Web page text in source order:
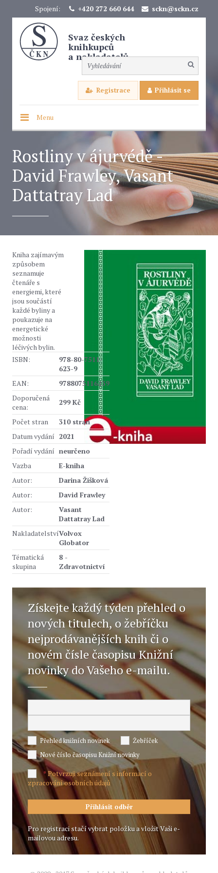
Spojení: +420 272 660 644 sckn@sckn.cz
Svaz českých
knihkupců
a nakladatelů
Registrace Přihlásit se
Menu
Rostliny v ájurvédě -
David Frawley, Vasant
Dattatray Lad
Kniha zajímavým
způsobem
seznamuje
čtenáře s
energiemi, které
jsou součástí
každé byliny a
poukazuje na
energetické
možnosti
léčivých bylin.
ISBN:
978-80-7511-
623-9
EAN:
9788075116239
Doporučená
cena:
299 Kč
Počet stran
310 stran
Datum vydání 2021
Pořadí vydání neurčeno
Vazba
E-kniha
Autor:
Darina Žišková
Autor:
David Frawley
Autor:
Vasant
Dattatray Lad
NakladatelstvíVolvox
Globator
Tématická
skupina
8 -
Zdravotnictví
Získejte každý týden přehled o
nových titulech, o žebříčku
nejprodávanějších knih či o
novém čísle časopisu Knižní
novinky do Vašeho e-mailu.
Přehled knižních novinek
Žebříček
Nové číslo časopisu Knižní novinky
*Potvrzuji seznámení s informací o
zpracování osobních údajů
Pro registraci stačí vybrat položku a vložit Vaši e-
mailovou adresu.